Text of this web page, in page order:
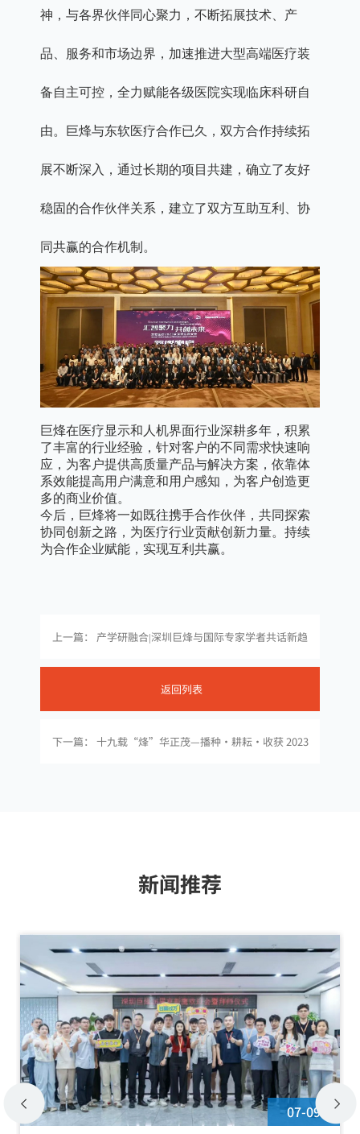
神，与各界伙伴同心聚力，不断拓展技术、产
品、服务和市场边界，加速推进大型高端医疗装
备自主可控，全力赋能各级医院实现临床科研自
由。巨烽与东软医疗合作已久，双方合作持续拓
展不断深入，通过长期的项目共建，确立了友好
稳固的合作伙伴关系，建立了双方互助互利、协
同共赢的合作机制。
巨烽在医疗显示和人机界面行业深耕多年，积累
了丰富的行业经验，针对客户的不同需求快速响
应，为客户提供高质量产品与解决方案，依靠体
系效能提高用户满意和用户感知，为客户创造更
多的商业价值。
今后，巨烽将一如既往携手合作伙伴，共同探索
协同创新之路，为医疗行业贡献创新力量。持续
为合作企业赋能，实现互利共赢。
上一篇： 产学研融合|深圳巨烽与国际专家学者共话新趋
返回列表
下一篇： 十九载“烽”华正茂—播种·耕耘·收获 2023
新闻推荐
07-09